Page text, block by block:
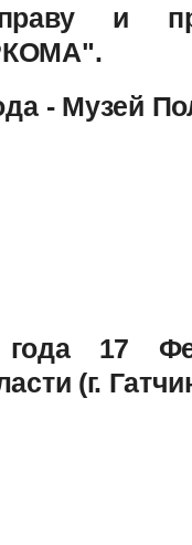
и
- Музей
17
(г.